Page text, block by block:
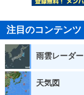
注目のコンテンツ
雨雲レーダー
天気図